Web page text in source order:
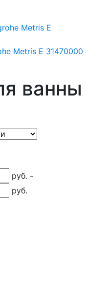
Metris E 31470000
ванны
руб. -
руб.